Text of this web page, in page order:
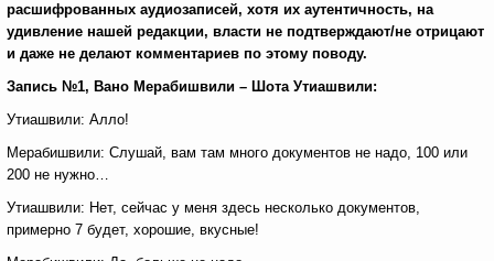
расшифрованных аудиозаписей, хотя их аутентичность, на
удивление нашей редакции, власти не подтверждают/не отрицают
и даже не делают комментариев по этому поводу.
Запись №1, Вано Мерабишвили – Шота Утиашвили:
Утиашвили: Алло!
Мерабишвили: Слушай, вам там много документов не надо, 100 или
200 не нужно…
Утиашвили: Нет, сейчас у меня здесь несколько документов,
примерно 7 будет, хорошие, вкусные!